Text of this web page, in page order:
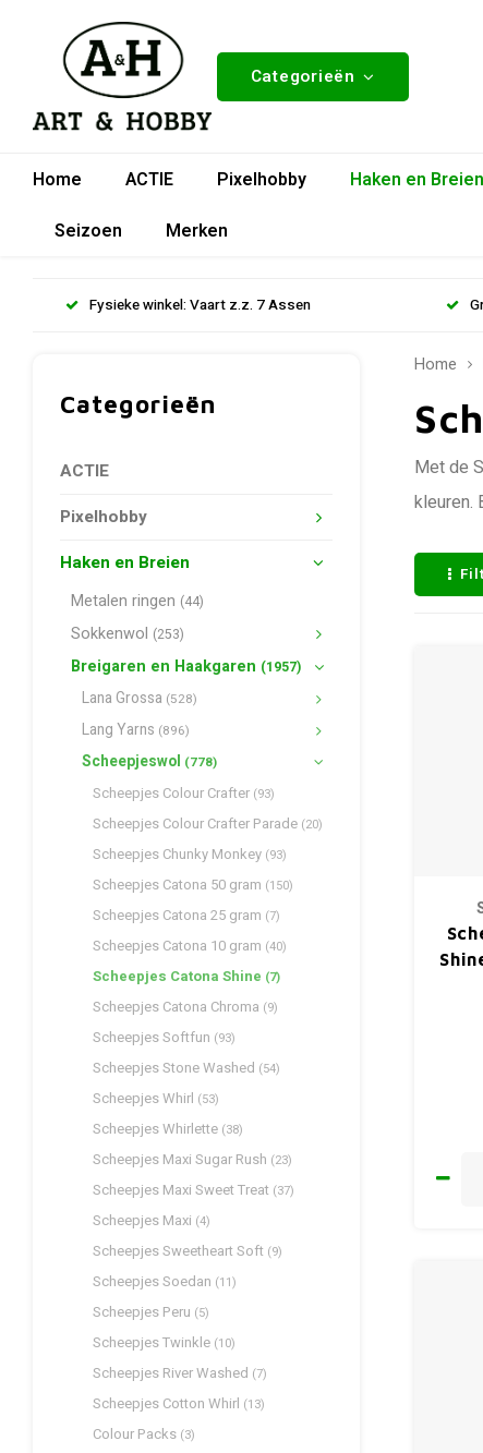
Categorieën
Home ACTIE Pixelhobby Haken en Breien
Seizoen
Merken
Fysieke winkel: Vaart z.z. 7 Assen
Categorieën
ACTIE
Pixelhobby
Haken en Breien
Metalen ringen (44)
Sokkenwol (253)
Breigaren en Haakgaren (1957)
Lana Grossa (528)
Lang Yarns (896)
Scheepjeswol (778)
Scheepjes Colour Crafter (93)
Scheepjes Colour Crafter Parade (20)
Scheepjes Chunky Monkey (93)
Scheepjes Catona 50 gram (150)
Scheepjes Catona 25 gram (7)
Scheepjes Catona 10 gram (40)
Scheepjes Catona Shine (7)
Scheepjes Catona Chroma (9)
Scheepjes Softfun (93)
Scheepjes Stone Washed (54)
Scheepjes Whirl (53)
Scheepjes Whirlette (38)
Scheepjes Maxi Sugar Rush (23)
Scheepjes Maxi Sweet Treat (37)
Scheepjes Maxi (4)
Scheepjes Sweetheart Soft (9)
Scheepjes Soedan (11)
Scheepjes Peru (5)
Scheepjes Twinkle (10)
Scheepjes River Washed (7)
Scheepjes Cotton Whirl (13)
Colour Packs (3)
Home
Met de
kleuren.